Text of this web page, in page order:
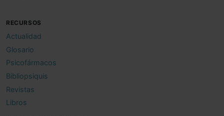
RECURSOS
Actualidad
Glosario
Psicofármacos
Bibliopsiquis
Revistas
Libros